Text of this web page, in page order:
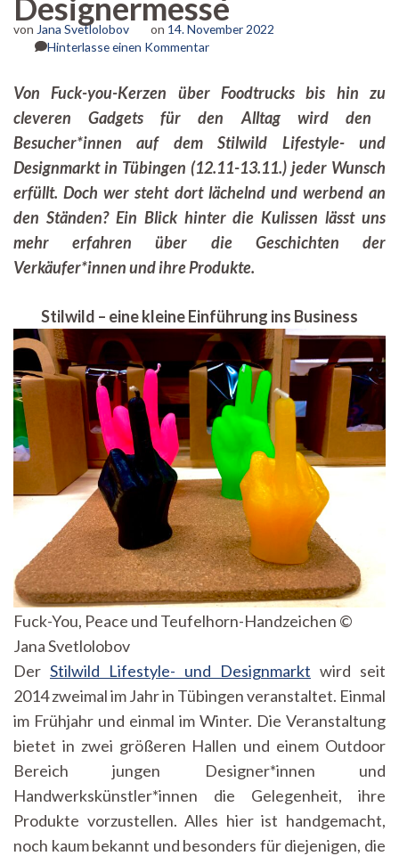
von Jana Svetlolobov on 14. November 2022
Hinterlasse einen Kommentarzu
Designermesse
Von Fuck-you-Kerzen über Foodtrucks bis hin zu
cleveren Gadgets für den Alltag wird den
Besucher*innen auf dem Stilwild Lifestyle- und
Designmarkt in Tübingen (12.11-13.11.) jeder Wunsch
erfüllt. Doch wer steht dort lächelnd und werbend an
den Ständen? Ein Blick hinter die Kulissen lässt uns
mehr erfahren über die Geschichten der
Verkäufer*innen und ihre Produkte.
Stilwild – eine kleine Einführung ins Business
Fuck-You, Peace und Teufelhorn-Handzeichen ©
Jana Svetlolobov
Der Stilwild Lifestyle- und Designmarkt wird seit
2014 zweimal im Jahr in Tübingen veranstaltet. Einmal
im Frühjahr und einmal im Winter. Die Veranstaltung
bietet in zwei größeren Hallen und einem Outdoor
Bereich jungen Designer*innen und
Handwerkskünstler*innen die Gelegenheit, ihre
Produkte vorzustellen. Alles hier ist handgemacht,
noch kaum bekannt und besonders für diejenigen, die